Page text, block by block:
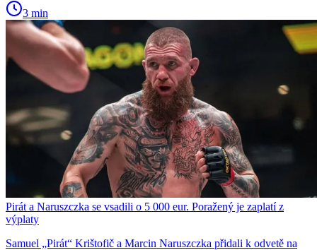
3 min
Pirát a Naruszczka se vsadili o 5 000 eur. Poražený je zaplatí z
výplaty
Samuel „Pirát“ Krištofič a Marcin Naruszczka přidali k odvetě na